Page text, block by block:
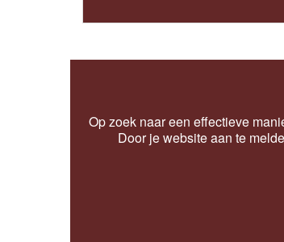
Op zoek naar een effectieve
Door je website aan te